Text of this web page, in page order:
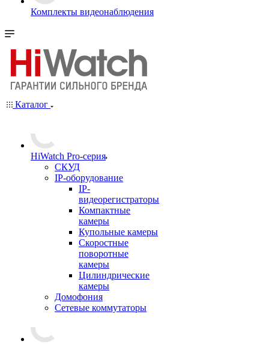
Комплекты видеонаблюдения
Каталог
HiWatch Pro-серия
CКУД
IP-оборудование
IP-
видеорегистраторы
Компактные
камеры
Купольные камеры
Скоростные
поворотные
камеры
Цилиндрические
камеры
Домофония
Сетевые коммутаторы